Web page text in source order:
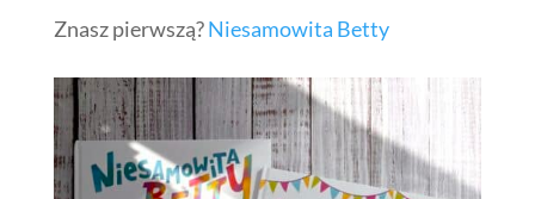
Znasz pierwszą?Niesamowita Betty